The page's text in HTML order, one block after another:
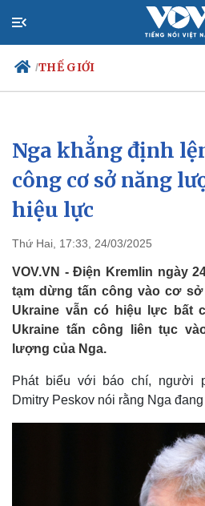
/THẾ GIỚI
Chính trị
Đảng
Tổ chức nhân sự
Quốc hội
Nhận diện sự thật
Nga khẳng định
công cơ sở năng
hiệu lực
Thứ Hai, 17:33, 24/03/2025
VOV.VN - Điện Kremlin ngày
tạm dừng tấn công vào cơ
Ukraine vẫn có hiệu lực bất
Ukraine tấn công liên tục
lượng của Nga.
Phát biểu với báo chí, người
Dmitry Peskov nói rằng Nga